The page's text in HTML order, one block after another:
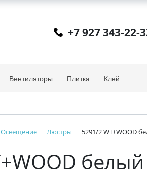
+7 927 343-22-
Вентиляторы Плитка Клей
Освещение Люстры 5291/2 WT+WOOD